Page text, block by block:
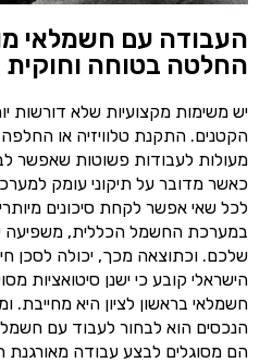
העבודה עם חשמלאי
החלטה בטוחה וחוקית
יש משימות מקצועיות שלא דורשות
הקטנים. התקנת טלוויזיה או
מעולות לעבודות פשוטות שאפשר
כאשר מדובר על תיקוני עומק
לכל שאי אפשר לקחת סיכונים
במערכת החשמל הכללית, משפיעה
שלכם. וכתוצאה מכך, יכולה לסכן
הישראלי קובע כי ישנן סיטואציות
חשמלאי בראשון לציון היא מחייבת.
הנכסים הוא לבחור לעבוד עם
הם מסוגלים לבצע עבודה מאורגנת